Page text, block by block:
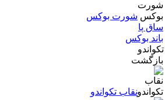
شورت بوکس
ساق پا
باند بوکس
بازگشت
نقاب تکواندو